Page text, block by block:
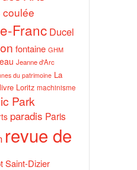
coulée
Franc Ducel
fontaine GHM
Jeanne d'Arc
du patrimoine La
livre Loritz machinisme
Park
paradis Paris
revue de
Saint-Dizier